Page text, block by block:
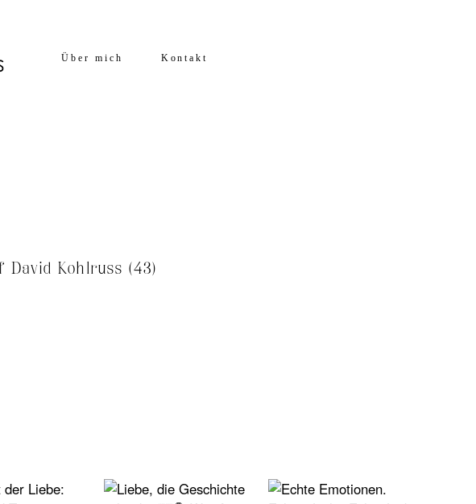
Über mich Kontakt
David Kohlruss (43)